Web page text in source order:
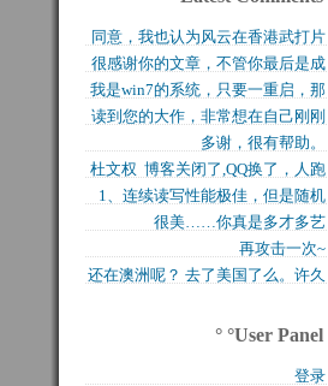
同意，我也认为风云在香港武打片
历史上是绝无仅有的，...
很感谢你的文章，不管你最后是成
功还是失败，能让后来...
我是win7的系统，只要一重启，那
块MFT盘就无法...
读到您的大作，非常想在自己刚刚
买的固态硬盘上试试，...
多谢，很有帮助。
杜文权 博客关闭了,QQ换了，人跑
了 新的QQ...
1、连续读写性能极佳，但是随机
写入性能极差（这对于...
很美……你真是多才多艺
再攻击一次~
还在澳洲呢？ 去了美国了么。许久
° °User Panel
登录